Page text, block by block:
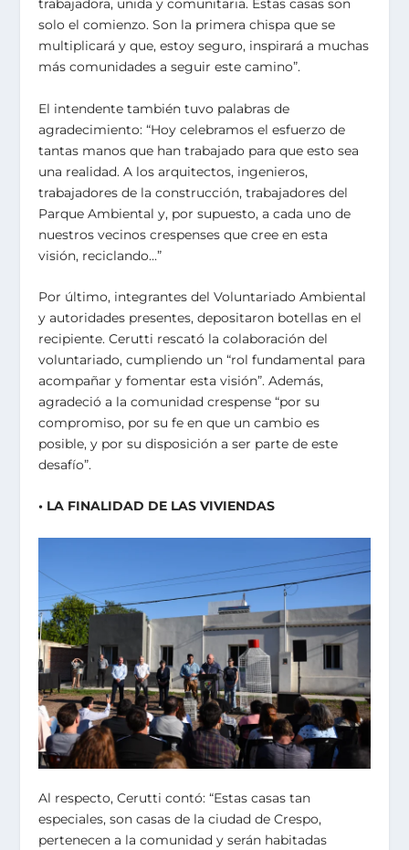
trabajadora, unida y comunitaria. Estas casas son
solo el comienzo. Son la primera chispa que se
multiplicará y que, estoy seguro, inspirará a muchas
más comunidades a seguir este camino”.
El intendente también tuvo palabras de
agradecimiento: “Hoy celebramos el esfuerzo de
tantas manos que han trabajado para que esto sea
una realidad. A los arquitectos, ingenieros,
trabajadores de la construcción, trabajadores del
Parque Ambiental y, por supuesto, a cada uno de
nuestros vecinos crespenses que cree en esta
visión, reciclando…”
Por último, integrantes del Voluntariado Ambiental
y autoridades presentes, depositaron botellas en el
recipiente. Cerutti rescató la colaboración del
voluntariado, cumpliendo un “rol fundamental para
acompañar y fomentar esta visión”. Además,
agradeció a la comunidad crespense “por su
compromiso, por su fe en que un cambio es
posible, y por su disposición a ser parte de este
desafío”.
• LA FINALIDAD DE LAS VIVIENDAS
Al respecto, Cerutti contó: “Estas casas tan
especiales, son casas de la ciudad de Crespo,
pertenecen a la comunidad y serán habitadas